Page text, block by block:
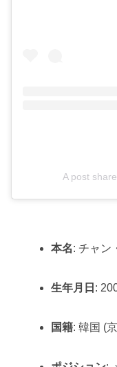
A post
本名: チャン
生年月日 :
国籍: 韓国 (